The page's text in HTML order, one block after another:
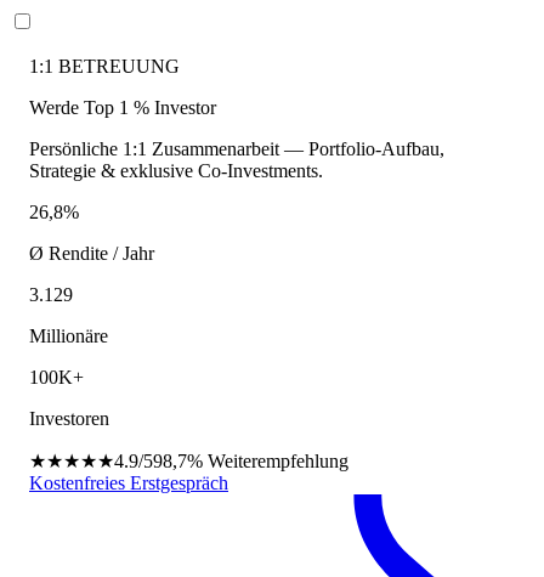
1:1 BETREUUNG
Werde Top 1 % Investor
Persönliche 1:1 Zusammenarbeit — Portfolio-Aufbau,
Strategie & exklusive Co-Investments.
26,8%
Ø Rendite / Jahr
3.129
Millionäre
100K+
Investoren
★★★★★4.9/598,7% Weiterempfehlung
Kostenfreies Erstgespräch